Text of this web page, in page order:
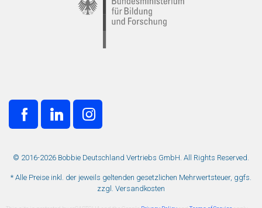
© 2016-2026 Bobbie Deutschland Vertriebs GmbH. All Rights Reserved.
* Alle Preise inkl. der jeweils geltenden gesetzlichen Mehrwertsteuer, ggfs.
zzgl. Versandkosten